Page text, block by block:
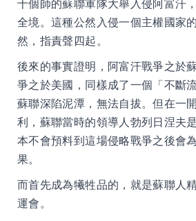
十個師的蘇聯軍隊大舉入侵阿富汗
全境。這種公然入侵一個主權國家
然，指責聲四起。
後來的事實證明，阿富汗戰爭之於
爭之於美國，同樣成了一個「不斷
蘇聯深陷泥潭，無法自拔。但在一
利，蘇聯當時的領導人勃列日涅夫
本不會預料到這場侵略戰爭之後會
果。
而首先成為犧牲品的，就是蘇聯人
運會。